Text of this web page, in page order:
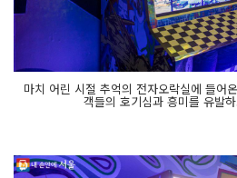
마치 어린 시절 추억의 전자오락실에 들어
객들의 호기심과 흥미를 유발